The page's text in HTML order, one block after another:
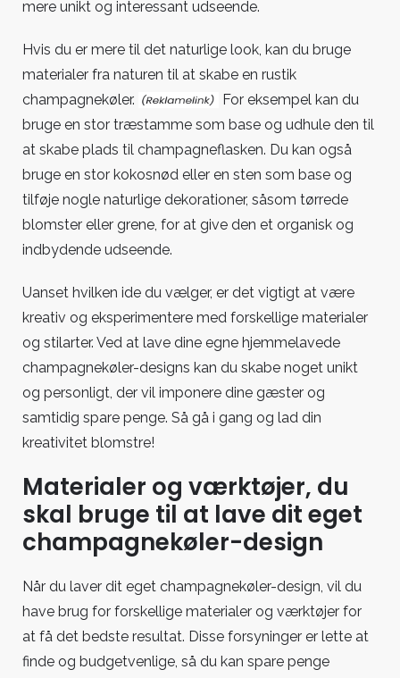
mere unikt og interessant udseende.
Hvis du er mere til det naturlige look, kan du bruge
materialer fra naturen til at skabe en rustik
champagnekøler.
For eksempel kan du
bruge en stor træstamme som base og udhule den til
at skabe plads til champagneflasken. Du kan også
bruge en stor kokosnød eller en sten som base og
tilføje nogle naturlige dekorationer, såsom tørrede
blomster eller grene, for at give den et organisk og
indbydende udseende.
Uanset hvilken ide du vælger, er det vigtigt at være
kreativ og eksperimentere med forskellige materialer
og stilarter. Ved at lave dine egne hjemmelavede
champagnekøler-designs kan du skabe noget unikt
og personligt, der vil imponere dine gæster og
samtidig spare penge. Så gå i gang og lad din
kreativitet blomstre!
Materialer og værktøjer, du
skal bruge til at lave dit eget
champagnekøler-design
Når du laver dit eget champagnekøler-design, vil du
have brug for forskellige materialer og værktøjer for
at få det bedste resultat. Disse forsyninger er lette at
finde og budgetvenlige, så du kan spare penge